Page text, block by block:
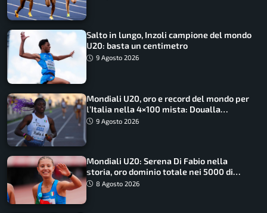
Salto in lungo, Inzoli campione del mondo
U20: basta un centimetro
9 Agosto 2026
Mondiali U20, oro e record del mondo per
l’Italia nella 4×100 mista: Doualla
straordinaria
9 Agosto 2026
Mondiali U20: Serena Di Fabio nella
storia, oro dominio totale nei 5000 di
marcia
8 Agosto 2026